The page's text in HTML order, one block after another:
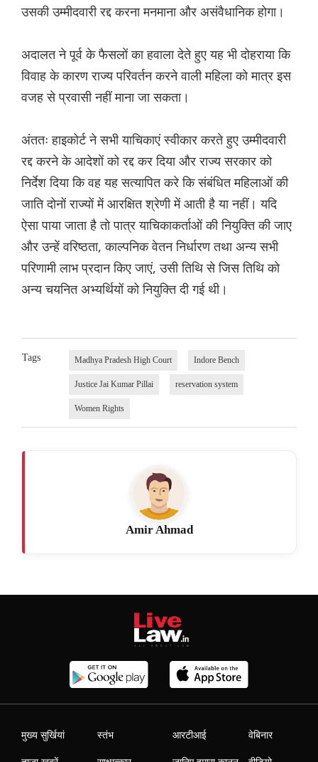
उसकी उम्मीदवारी रद्द करना मनमाना और असंवैधानिक होगा।
अदालत ने पूर्व के फैसलों का हवाला देते हुए यह भी दोहराया कि
विवाह के कारण राज्य परिवर्तन करने वाली महिला को मात्र इस
वजह से प्रवासी नहीं माना जा सकता।
अंततः हाइकोर्ट ने सभी याचिकाएं स्वीकार करते हुए उम्मीदवारी
रद्द करने के आदेशों को रद्द कर दिया और राज्य सरकार को
निर्देश दिया कि वह यह सत्यापित करे कि संबंधित महिलाओं की
जाति दोनों राज्यों में आरक्षित श्रेणी में आती है या नहीं। यदि
ऐसा पाया जाता है तो पात्र याचिकाकर्ताओं की नियुक्ति की जाए
और उन्हें वरिष्ठता, काल्पनिक वेतन निर्धारण तथा अन्य सभी
परिणामी लाभ प्रदान किए जाएं, उसी तिथि से जिस तिथि को
अन्य चयनित अभ्यर्थियों को नियुक्ति दी गई थी।
Tags Madhya Pradesh High Court Indore Bench
Justice Jai Kumar Pillai reservation system
Women Rights
Amir Ahmad
मुख्य सुर्खियां स्तंभ आरटीआई वेबिनार